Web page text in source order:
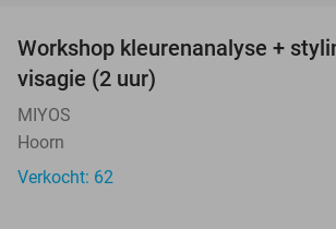
Workshop kleurenanalyse +
visagie (2 uur)
MIYOS
Hoorn
Verkocht: 62